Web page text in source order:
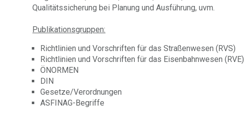
Qualitätssicherung bei Planung und Ausführung, uvm.
Publikationsgruppen:
Richtlinien und Vorschriften für das Straßenwesen (RVS)
Richtlinien und Vorschriften für das Eisenbahnwesen (RVE)
ÖNORMEN
DIN
Gesetze/Verordnungen
ASFINAG-Begriffe